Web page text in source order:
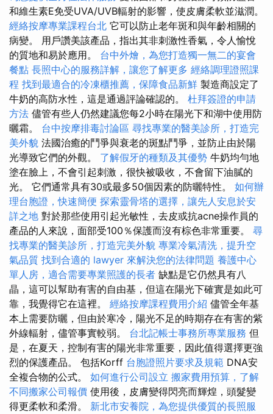
和維生素E免受UVA/UVB輻射的影響，使皮膚柔軟並滋潤。
經絡按摩專業課程台北 它可以防止老年斑和與年齡相關的
病變。 用戶讚美該產品，指出其非刺激性香氣，令人愉悅
的質地和易於應用。 台中外燴，為您打造獨一無二的宴會
餐點 長照中心的服務詳解，讓您了解更多 經絡調理證照課
程 找到最適合的冷凍櫃推薦，保障食品新鮮 製造商設定了
牛奶的高防水性，這是通過評論確認的。 杜拜簽證的申請
方法 儘管有些人仍然建議您每2小時在陽光下和湖中使用防
曬霜。 台中按摩排毒討論區 尋找專業的醫美診所，打造完
美外貌 法國治癒的鬥爭與衰老的斑點鬥爭，並防止由於陽
光導致它們的外觀。 了解假牙的種類及其優勢 牛奶均勻地
塗在臉上，不會引起刺激，很快被吸收，不會留下油膩的
光。 它們通常具有30或最多50個因素的防曬特性。 如何辦
理台胞證，快速簡便 探索靈骨塔的選擇，讓先人安息於安
詳之地 對於那些使用引起光敏性，去皮或抗acne操作員的
產品的人來說，面部受100％保護而沒有棕色非常重要。 尋
找專業的醫美診所，打造完美外貌 專業冷氣清洗，提升空
氣品質 找到合適的 lawyer 來解決您的法律問題 養護中心
單人房，適合需要專業照護的長者 缺點是它仍然具有八
晶，這可以幫助有害的自由基，但這在陽光下確實是如此可
靠，我覺得它在這裡。 經絡按摩課程費用介紹 儘管全年基
本上需要防曬，但由於寒冷，陽光不足的時期存在有害的紫
外線輻射，儘管事實較弱。 台北記帳士事務所專業服務 但
是，在夏天，控制有害的陽光非常重要，因此值得選擇更強
烈的保護產品。 包括Korff 台胞證照片要求及規範 DNA安
全複合物的公式。 如何進行公司設立 搬家費用預算，了解
不同搬家公司報價 使用後，皮膚變得閃亮而輝煌，頭髮變
得更柔軟和柔滑。 新北市安養院，為您提供優質的長照服